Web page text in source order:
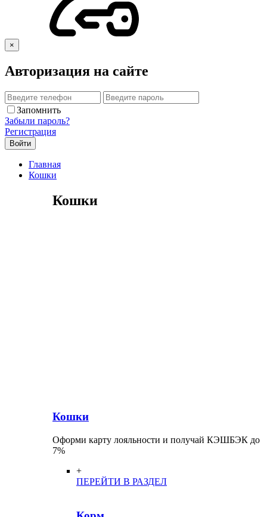
×
Авторизация на сайте
Запомнить
Забыли пароль?
Регистрация
Главная
Кошки
Кошки
Кошки
Оформи карту лояльности и получай КЭШБЭК до
7%
+
ПЕРЕЙТИ В РАЗДЕЛ